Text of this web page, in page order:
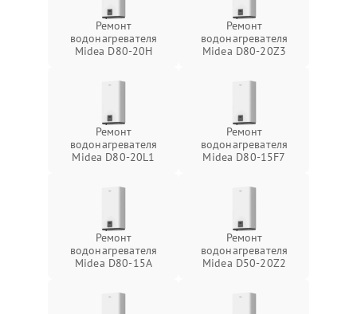
Ремонт
водонагревателя
Midea D80-20Н
Ремонт
водонагревателя
Midea D80-20Z3
Ремонт
водонагревателя
Midea D80-20L1
Ремонт
водонагревателя
Midea D80-15F7
Ремонт
водонагревателя
Midea D80-15A
Ремонт
водонагревателя
Midea D50-20Z2